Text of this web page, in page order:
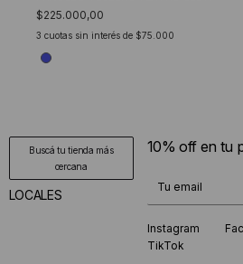
$225.000,00
3 cuotas sin interés de $75.000
Buscá tu tienda más
cercana
LOCALES
10% off en tu
¡Te suscribiste
Instagram
TikTok